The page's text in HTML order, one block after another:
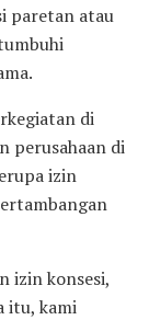
paretan atau
di
perusahaan di
izin
izin konsesi,
itu, kami